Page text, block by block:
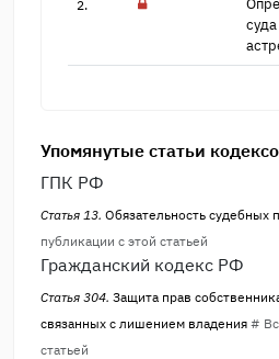
2.
суда
Упомянутые статьи
ГПК РФ
Статья 13. Обязательность судебных
публикации с этой статьей
Гражданский кодекс РФ
Статья 304. Защита прав
связанных с лишением владения #
статьей